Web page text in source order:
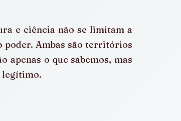
e ciência não se limitam a
poder. Ambas são territórios
apenas o que sabemos, mas
legítimo.